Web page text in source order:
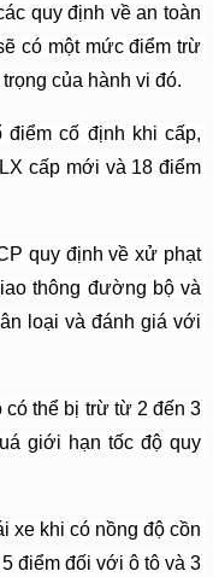
quy định về an toàn
có một mức điểm trừ
của hành vi đó.
điểm cố định khi cấp,
cấp mới và 18 điểm
quy định về xử phạt
thông đường bộ và
loại và đánh giá với
có thể bị trừ từ 2 đến 3
giới hạn tốc độ quy
xe khi có nồng độ cồn
điểm đối với ô tô và 3